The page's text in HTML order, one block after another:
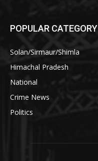
POPULAR CATEGORY
Solan/Sirmaur/Shimla
Himachal Pradesh
National
Crime News
Politics